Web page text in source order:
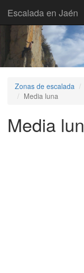
Escalada en Jaén
Zonas de escalada
Media luna
Media